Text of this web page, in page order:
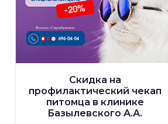
Скидка на
профилактический чекап
питомца в клинике
Базылевского А.А.